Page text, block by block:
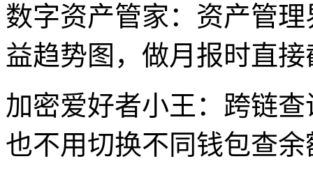
数字资产管家：资产管
益趋势图，做月报时直
加密爱好者小王：跨链
也不用切换不同钱包查余